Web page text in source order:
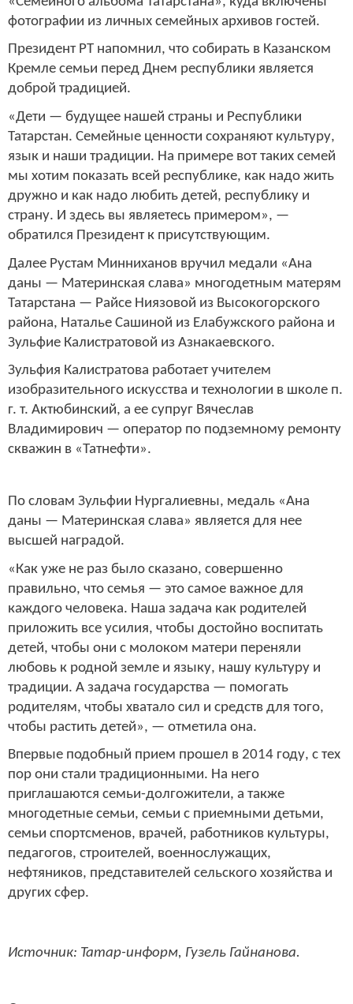
фотографии из личных семейных архивов гостей.
Президент РТ напомнил, что собирать в Казанском
Кремле семьи перед Днем республики является
доброй традицией.
«Дети — будущее нашей страны и Республики
Татарстан. Семейные ценности сохраняют культуру,
язык и наши традиции. На примере вот таких семей
мы хотим показать всей республике, как надо жить
дружно и как надо любить детей, республику и
страну. И здесь вы являетесь примером», —
обратился Президент к присутствующим.
Далее Рустам Минниханов вручил медали «Ана
даны — Материнская слава» многодетным матерям
Татарстана — Райсе Ниязовой из Высокогорского
района, Наталье Сашиной из Елабужского района и
Зульфие Калистратовой из Азнакаевского.
Зульфия Калистратова работает учителем
изобразительного искусства и технологии в школе п.
г. т. Актюбинский, а ее супруг Вячеслав
Владимирович — оператор по подземному ремонту
скважин в «Татнефти».
По словам Зульфии Нургалиевны, медаль «Ана
даны — Материнская слава» является для нее
высшей наградой.
«Как уже не раз было сказано, совершенно
правильно, что семья — это самое важное для
каждого человека. Наша задача как родителей
приложить все усилия, чтобы достойно воспитать
детей, чтобы они с молоком матери переняли
любовь к родной земле и языку, нашу культуру и
традиции. А задача государства — помогать
родителям, чтобы хватало сил и средств для того,
чтобы растить детей», — отметила она.
Впервые подобный прием прошел в 2014 году, с тех
пор они стали традиционными. На него
приглашаются семьи-долгожители, а также
многодетные семьи, семьи с приемными детьми,
семьи спортсменов, врачей, работников культуры,
педагогов, строителей, военнослужащих,
нефтяников, представителей сельского хозяйства и
других сфер.
Источник: Татар-информ, Гузель Гайнанова.